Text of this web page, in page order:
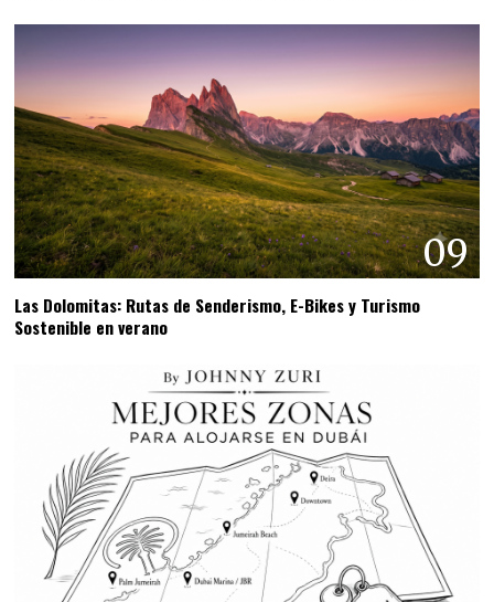
09
Las Dolomitas: Rutas de Senderismo, E-Bikes y Turismo
Sostenible en verano